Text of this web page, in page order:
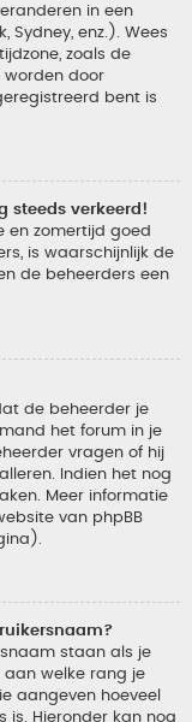
in een
Sydney, enz.). Wees
zoals de
worden door
bent is
steeds verkeerd!
en zomertijd goed
is waarschijnlijk de
de beheerders een
de beheerder je
het forum in je
vragen of hij
Indien het nog
Meer informatie
van phpBB
staan als je
aan welke rang je
aangeven hoeveel
Hieronder kan nog